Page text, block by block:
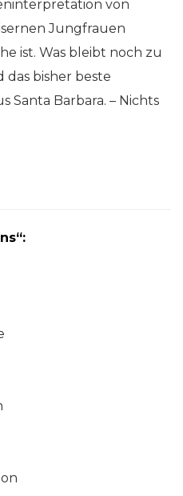
von
Jungfrauen
ist. Was bleibt noch zu
das bisher beste
Santa Barbara. – Nichts